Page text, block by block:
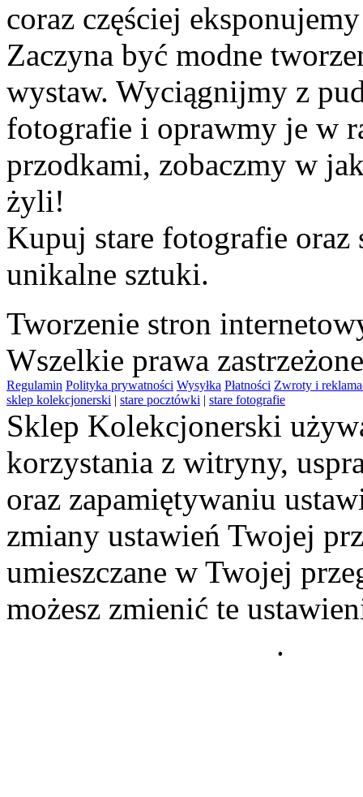
coraz częściej
Zaczyna być modne
wystaw. Wyciągnijmy z
fotografie i oprawmy je w
przodkami, zobaczmy w
żyli!
Kupuj stare fotografie oraz
unikalne sztuki.
Tworzenie stron
Wszelkie prawa
Regulamin Polityka prywatności Wysyłka Płatności Zwroty i
sklep kolekcjonerski | stare pocztówki | stare fotografie
Sklep Kolekcjonerski
korzystania z witryny,
oraz zapamiętywaniu
zmiany ustawień Twojej
umieszczane w Twojej
możesz zmienić te
.